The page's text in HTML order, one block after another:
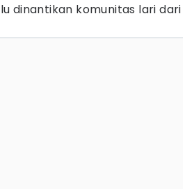
dinantikan komunitas lari dari